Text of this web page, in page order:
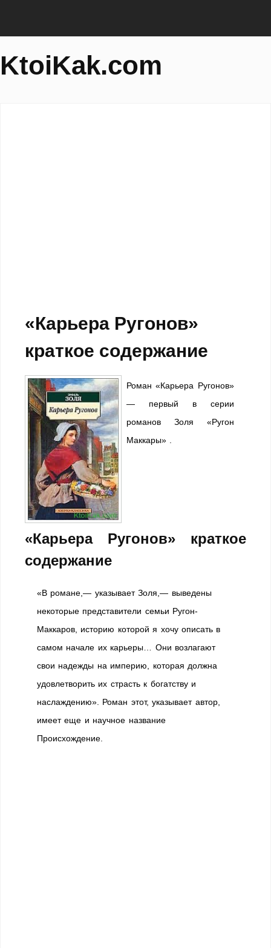
KtoiKak.com
«Карьера Ругонов»
краткое содержание
Роман «Карьера Ругонов»
— первый в серии
романов Золя «Ругон
Маккары» .
«Карьера Ругонов» краткое
содержание
«В романе,— указывает Золя,— выведены
некоторые представители семьи Ругон-
Маккаров, историю которой я хочу описать в
самом начале их карьеры… Они возлагают
свои надежды на империю, которая должна
удовлетворить их страсть к богатству и
наслаждению». Роман этот, указывает автор,
имеет еще и научное название
Происхождение.